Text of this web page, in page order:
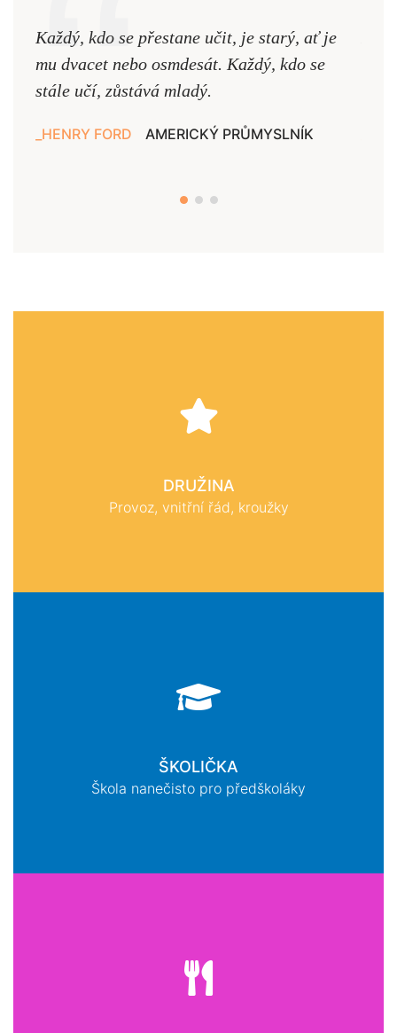
Každý, kdo se přestane učit, je starý, ať je
mu dvacet nebo osmdesát. Každý, kdo se
stále učí, zůstává mladý.
HENRY FORD AMERICKÝ PRŮMYSLNÍK
DRUŽINA
Provoz, vnitřní řád, kroužky
ŠKOLIČKA
Škola nanečisto pro předškoláky